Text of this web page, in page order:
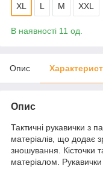
XL L M XXL
В наявності 11 од.
Опис
Опис
Тактичні рукавички з
матеріалів, що додає
зношування. Кісточки
матеріалом.